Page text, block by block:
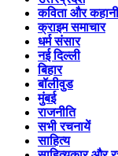
कविता और कहानी
क्राइम समाचार
धर्म संसार
नई दिल्ली
बिहार
बॉलीवुड
मुंबई
राजनीति
सभी रचनायें
साहित्य